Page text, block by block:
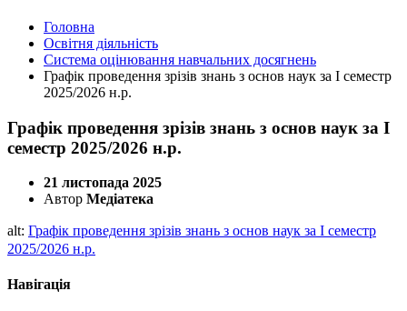
Головна
Освітня діяльність
Система оцінювання навчальних досягнень
Графік проведення зрізів знань з основ наук за І семестр
2025/2026 н.р.
Графік проведення зрізів знань з основ наук за І
семестр 2025/2026 н.р.
21 листопада 2025
Автор Медіатека
alt: Графік проведення зрізів знань з основ наук за І семестр
2025/2026 н.р.
Навігація